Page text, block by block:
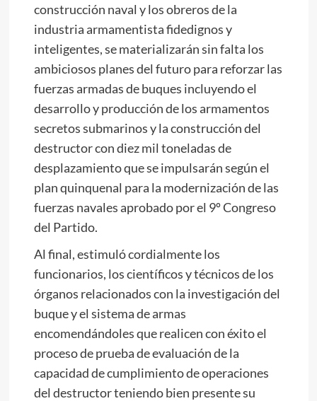
construcción naval y los obreros de la
industria armamentista fidedignos y
inteligentes, se materializarán sin falta los
ambiciosos planes del futuro para reforzar las
fuerzas armadas de buques incluyendo el
desarrollo y producción de los armamentos
secretos submarinos y la construcción del
destructor con diez mil toneladas de
desplazamiento que se impulsarán según el
plan quinquenal para la modernización de las
fuerzas navales aprobado por el 9º Congreso
del Partido.
Al final, estimuló cordialmente los
funcionarios, los científicos y técnicos de los
órganos relacionados con la investigación del
buque y el sistema de armas
encomendándoles que realicen con éxito el
proceso de prueba de evaluación de la
capacidad de cumplimiento de operaciones
del destructor teniendo bien presente su